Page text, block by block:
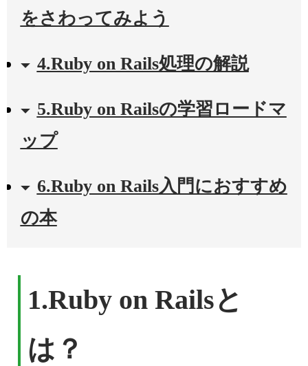
をさわってみよう
4.Ruby on Rails処理の解説
5.Ruby on Railsの学習ロードマ
ップ
6.Ruby on Rails入門におすすめ
の本
1.Ruby on Railsと
は？